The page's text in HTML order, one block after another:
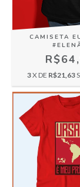
CAMISETA
3X DE R$21,63